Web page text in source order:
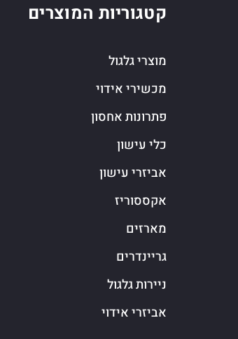
קטגוריות המוצרים
מוצרי גלגול
מכשירי אידוי
פתרונות אחסון
כלי עישון
אביזרי עישון
אקססוריז
מארזים
גריינדרים
ניירות גלגול
אביזרי אידוי